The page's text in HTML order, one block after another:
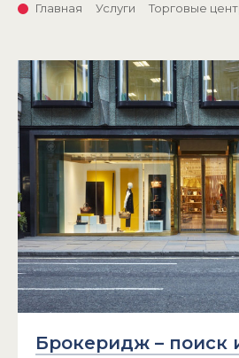
Главная Услуги Торговые
Брокеридж – поиск